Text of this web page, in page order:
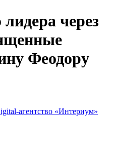
через
Феодору
агентство «Интериум»